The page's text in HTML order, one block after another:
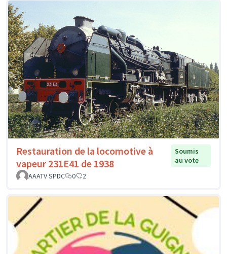
Restauration de la locomotive à
vapeur 231E41 de 1938
Soumis
au vote
AAATV SPDC
0 2